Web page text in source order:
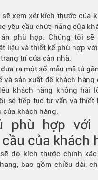
xem xét kích thước của
yêu cầu chức năng của
phù hợp. Chúng tôi sẽ
liệu và thiết kế phù hợp
trí của căn nhà.
ra một số mẫu mã tủ
và sản xuất để khách hàng
khách hàng không hài
sẽ tiếp tục tư vấn và thiết
của khách hàng.
phù hợp với
của khách
đo kích thước chính
bao gồm chiều dài,